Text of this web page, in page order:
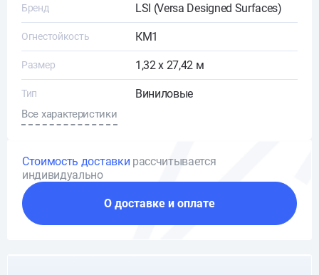
Бренд LSI (Versa Designed Surfaces)
Огнестойкость КМ1
Размер 1,32 x 27,42 м
Тип Виниловые
Все характеристики
Стоимость доставки рассчитывается
индивидуально
О доставке и оплате